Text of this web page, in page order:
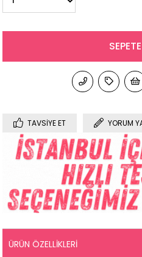
TAVSIYE ET YORUM
ÜRÜN ÖZELLIKLERI